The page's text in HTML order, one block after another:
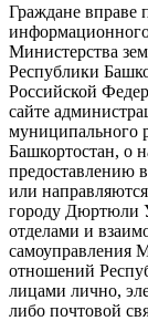
Граждане вправе
Министерства
Республики
Российской
сайте
муниципального
Башкортостан, о
предоставлению
или
городу Дюртюли
отделами и
самоуправления
отношений
лицами лично,
либо почтовой